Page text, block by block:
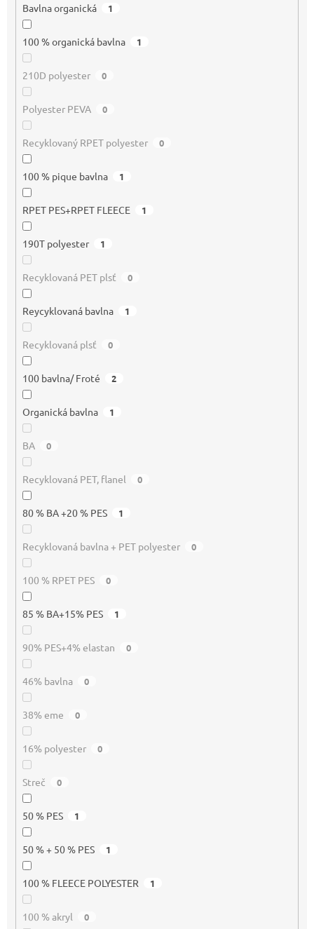
Bavlna organická 1
100 % organická bavlna 1
210D polyester 0
Polyester PEVA 0
Recyklovaný RPET polyester 0
100 % pique bavlna 1
RPET PES+RPET FLEECE 1
190T polyester 1
Recyklovaná PET plsť 0
Reycyklovaná bavlna 1
Recyklovaná plsť 0
100 bavlna/ Froté 2
Organická bavlna 1
BA 0
Recyklovaná PET, flanel 0
80 % BA +20 % PES 1
Recyklovaná bavlna + PET polyester 0
100 % RPET PES 0
85 % BA+15% PES 1
90% PES+4% elastan 0
46% bavlna 0
38% eme 0
16% polyester 0
Streč 0
50 % PES 1
50 % + 50 % PES 1
100 % FLEECE POLYESTER 1
100 % akryl 0